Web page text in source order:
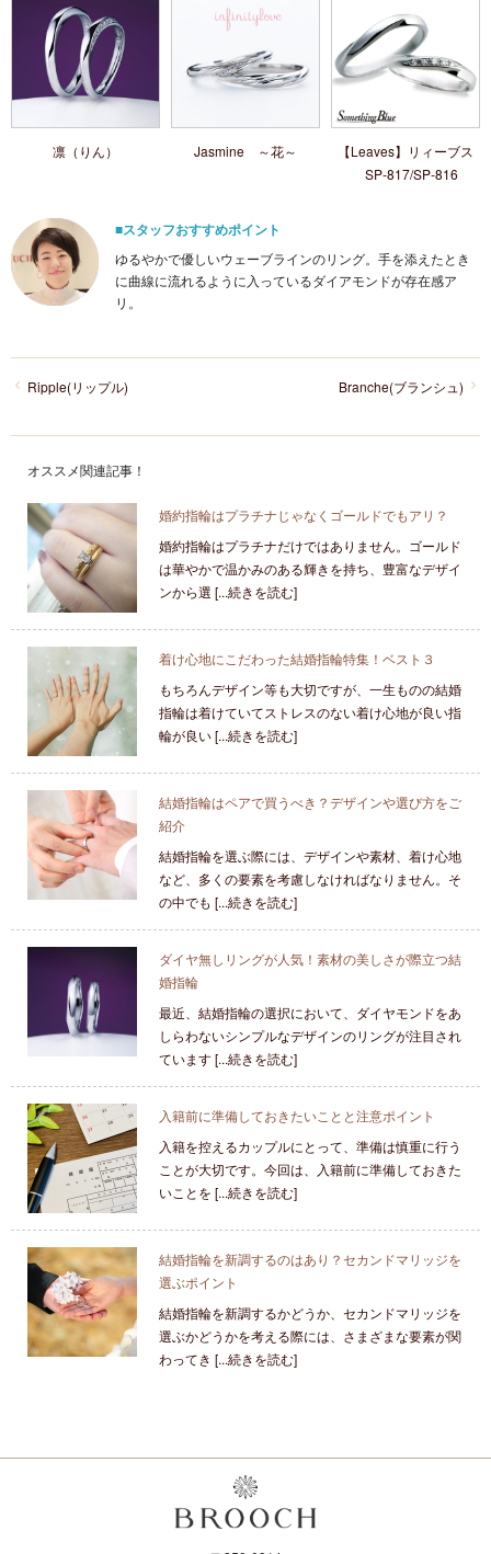
凛（りん） Jasmine ～花～
【Leaves】リィーブス
SP-817/SP-816
■スタッフおすすめポイント
ゆるやかで優しいウェーブラインのリング。手を添えたとき
に曲線に流れるように入っているダイアモンドが存在感ア
リ。
Branche(ブランシュ)
Ripple(リップル)
オススメ関連記事！
婚約指輪はプラチナじゃなくゴールドでもアリ？
婚約指輪はプラチナだけではありません。ゴールド
は華やかで温かみのある輝きを持ち、豊富なデザイ
ンから選 [...続きを読む]
着け心地にこだわった結婚指輪特集！ベスト３
もちろんデザイン等も大切ですが、一生ものの結婚
指輪は着けていてストレスのない着け心地が良い指
輪が良い [...続きを読む]
結婚指輪はペアで買うべき？デザインや選び方をご
紹介
結婚指輪を選ぶ際には、デザインや素材、着け心地
など、多くの要素を考慮しなければなりません。そ
の中でも [...続きを読む]
ダイヤ無しリングが人気！素材の美しさが際立つ結
婚指輪
最近、結婚指輪の選択において、ダイヤモンドをあ
しらわないシンプルなデザインのリングが注目され
ています [...続きを読む]
入籍前に準備しておきたいことと注意ポイント
入籍を控えるカップルにとって、準備は慎重に行う
ことが大切です。今回は、入籍前に準備しておきた
いことを [...続きを読む]
結婚指輪を新調するのはあり？セカンドマリッジを
選ぶポイント
結婚指輪を新調するかどうか、セカンドマリッジを
選ぶかどうかを考える際には、さまざまな要素が関
わってき [...続きを読む]